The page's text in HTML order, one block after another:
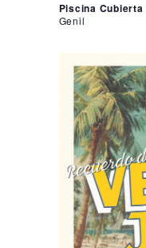
Piscina Cubierta
Genil